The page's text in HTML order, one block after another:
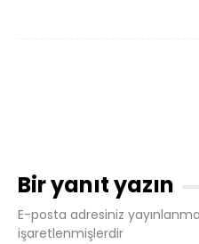
Bir yanıt yazın
E-posta adresiniz
işaretlenmişlerdir